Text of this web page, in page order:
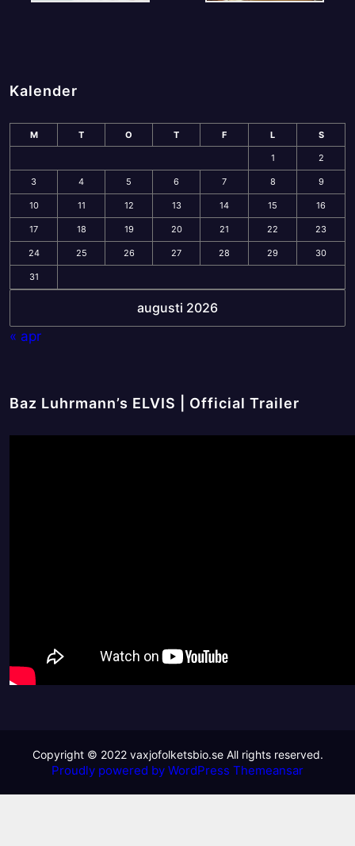
Kalender
augusti 2026
M T O T F L S
1 2
3 4 5 6 7 8 9
10 11 12 13 14 15 16
17 18 19 20 21 22 23
24 25 26 27 28 29 30
31
« apr
Baz Luhrmann’s ELVIS | Official Trailer
Proudly powered by WordPress Themeansar